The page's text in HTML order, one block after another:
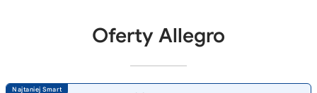
Oferty Allegro